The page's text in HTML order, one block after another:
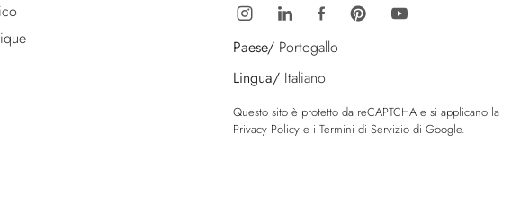
Paese/ Portogallo
Lingua/ Italiano
Questo sito è protetto da reCAPTCHA e si applicano la
Privacy Policy e i Termini di Servizio di Google.